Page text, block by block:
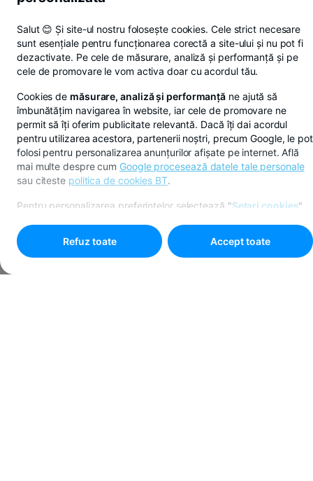
Visszafelé |Honlap BT vizuális súgó
Salut 😊 Și site-ul nostru folosește cookies. Cele strict necesare
sunt esențiale pentru funcționarea corectă a site-ului și nu pot fi
dezactivate. Pe cele de măsurare, analiză și performanță și pe
cele de promovare le vom activa doar cu acordul tău.
Cookies de măsurare, analiză și performanță ne ajută să
îmbunătățim navigarea în website, iar cele de promovare ne
permit să îți oferim publicitate relevantă. Dacă îți dai acordul
pentru utilizarea acestora, partenerii noștri, precum Google, le pot
folosi pentru personalizarea anunțurilor afișate pe internet. Află
mai multe despre cum Google procesează datele tale personale
sau citeste politica de cookies BT.
Pentru personalizarea preferințelor selectează "Setari cookies"
Refuz toate Accept toate